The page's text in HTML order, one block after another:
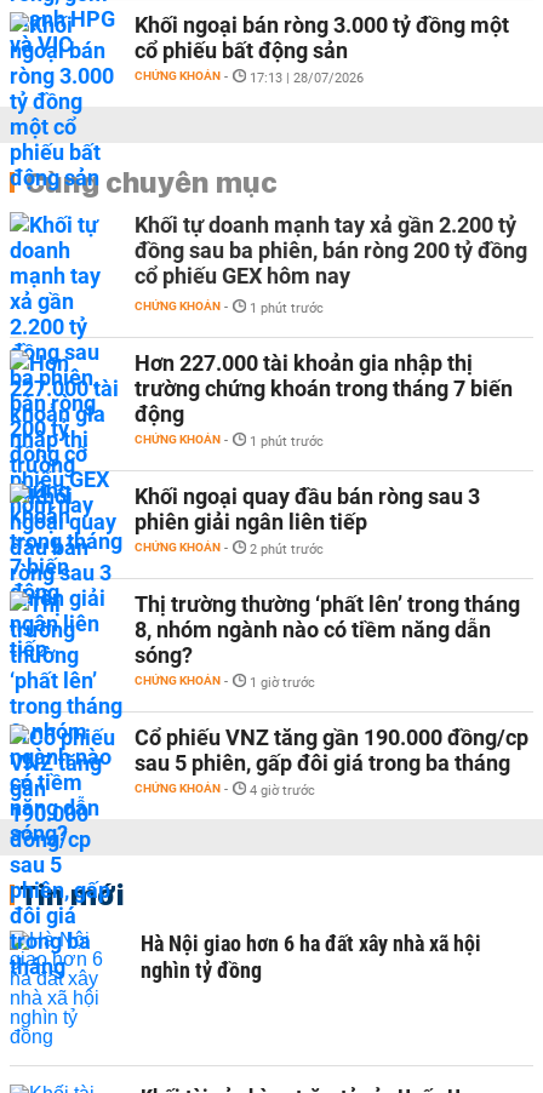
Khối ngoại bán ròng 3.000 tỷ đồng một
cổ phiếu bất động sản
CHỨNG KHOÁN - 17:13 | 28/07/2026
Cùng chuyên mục
Khối tự doanh mạnh tay xả gần 2.200 tỷ
đồng sau ba phiên, bán ròng 200 tỷ đồng
cổ phiếu GEX hôm nay
CHỨNG KHOÁN - 1 phút trước
Hơn 227.000 tài khoản gia nhập thị
trường chứng khoán trong tháng 7 biến
động
CHỨNG KHOÁN - 1 phút trước
Khối ngoại quay đầu bán ròng sau 3
phiên giải ngân liên tiếp
CHỨNG KHOÁN - 2 phút trước
Thị trường thường ‘phất lên’ trong tháng
8, nhóm ngành nào có tiềm năng dẫn
sóng?
CHỨNG KHOÁN - 1 giờ trước
Cổ phiếu VNZ tăng gần 190.000 đồng/cp
sau 5 phiên, gấp đôi giá trong ba tháng
CHỨNG KHOÁN - 4 giờ trước
Tin mới
Hà Nội giao hơn 6 ha đất xây nhà xã hội
nghìn tỷ đồng